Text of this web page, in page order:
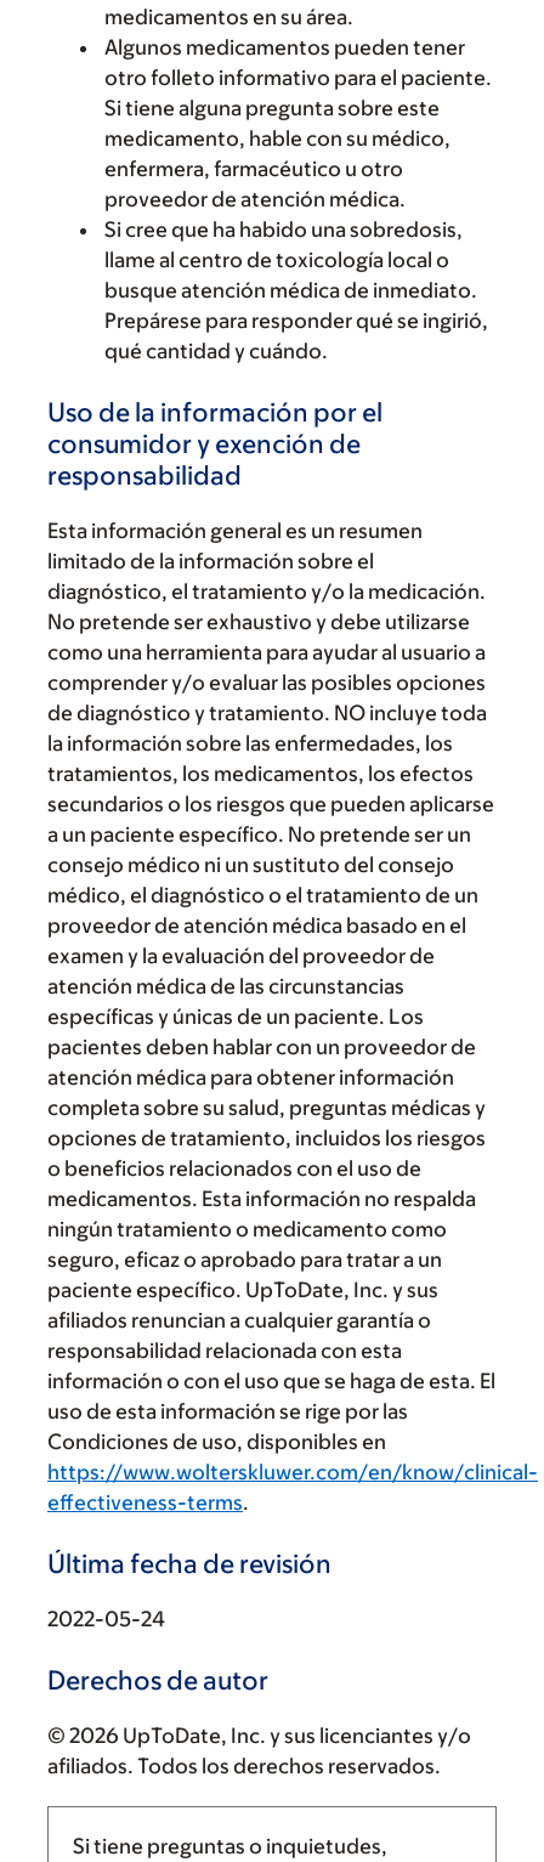
medicamentos en su área.
Algunos medicamentos pueden tener
otro folleto informativo para el paciente.
Si tiene alguna pregunta sobre este
medicamento, hable con su médico,
enfermera, farmacéutico u otro
proveedor de atención médica.
Si cree que ha habido una sobredosis,
llame al centro de toxicología local o
busque atención médica de inmediato.
Prepárese para responder qué se ingirió,
qué cantidad y cuándo.
Uso de la información por el
consumidor y exención de
responsabilidad
Esta información general es un resumen
limitado de la información sobre el
diagnóstico, el tratamiento y/o la medicación.
No pretende ser exhaustivo y debe utilizarse
como una herramienta para ayudar al usuario a
comprender y/o evaluar las posibles opciones
de diagnóstico y tratamiento. NO incluye toda
la información sobre las enfermedades, los
tratamientos, los medicamentos, los efectos
secundarios o los riesgos que pueden aplicarse
a un paciente específico. No pretende ser un
consejo médico ni un sustituto del consejo
médico, el diagnóstico o el tratamiento de un
proveedor de atención médica basado en el
examen y la evaluación del proveedor de
atención médica de las circunstancias
específicas y únicas de un paciente. Los
pacientes deben hablar con un proveedor de
atención médica para obtener información
completa sobre su salud, preguntas médicas y
opciones de tratamiento, incluidos los riesgos
o beneficios relacionados con el uso de
medicamentos. Esta información no respalda
ningún tratamiento o medicamento como
seguro, eficaz o aprobado para tratar a un
paciente específico. UpToDate, Inc. y sus
afiliados renuncian a cualquier garantía o
responsabilidad relacionada con esta
información o con el uso que se haga de esta. El
uso de esta información se rige por las
Condiciones de uso, disponibles en
https://www.wolterskluwer.com/en/know/clinical-
effectiveness-terms.
Última fecha de revisión
2022-05-24
Derechos de autor
© 2026 UpToDate, Inc. y sus licenciantes y/o
afiliados. Todos los derechos reservados.
Si tiene preguntas o inquietudes,